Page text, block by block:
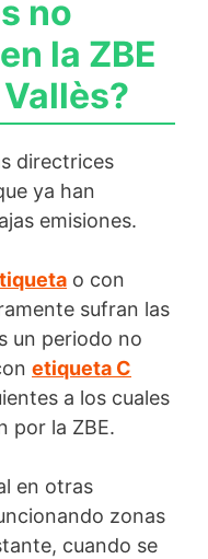
no
la ZBE
directrices
ya han
emisiones.
o con
sufran las
un periodo no
etiqueta C
a los cuales
por la ZBE.
en otras
zonas
cuando se